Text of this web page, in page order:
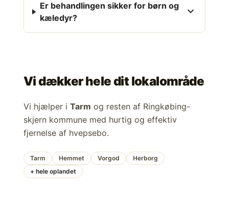
Er behandlingen sikker for børn og
kæledyr?
expand_more
Vi dækker hele dit lokalområde
Vi hjælper i Tarm og resten af Ringkøbing-
skjern kommune med hurtig og effektiv
fjernelse af hvepsebo.
Tarm Hemmet Vorgod
Herborg
+ hele oplandet